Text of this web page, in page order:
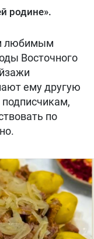
родине».
любимым
Восточного
ему другую
по